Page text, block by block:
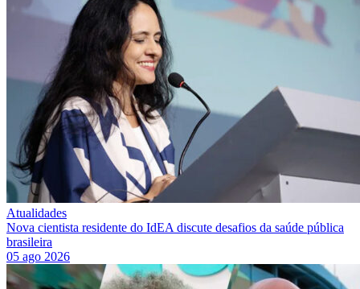
Atualidades
Nova cientista residente do IdEA discute desafios da saúde pública
brasileira
05 ago 2026